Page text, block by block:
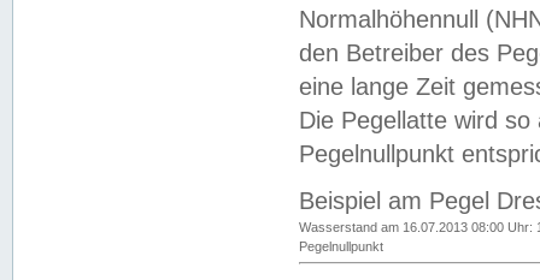
Normalhöhennull
den Betreiber des
eine lange Zeit
Die Pegellatte wird
Pegelnullpunkt
Beispiel am Pegel
Wasserstand am 16.07.2013 08:00 Uhr:
Pegelnullpunkt